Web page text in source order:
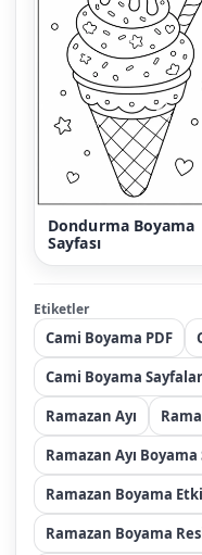
Dondurma Boyama
Sayfası
Etiketler
Cami Boyama PDF
Cami Boyama
Ramazan Ayı
Ramazan Ayı Boyama
Ramazan Boyama
Ramazan Boyama